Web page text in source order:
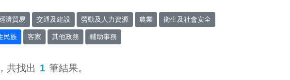
濟貿易 交通及建設 勞動及人力資源 農業 衛生及社會安全
民族 客家 其他政務 輔助事務
共找出 1 筆結果。